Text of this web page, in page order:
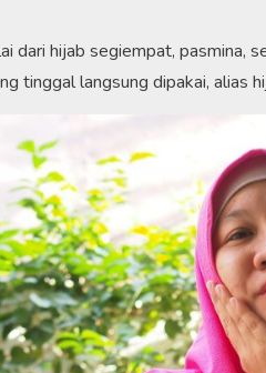
dari hijab segiempat, pasmina,
tinggal langsung dipakai, alias